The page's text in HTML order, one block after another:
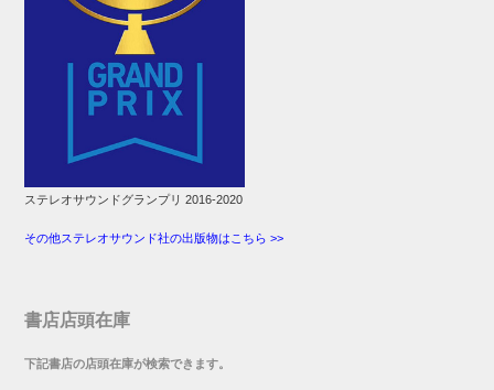
ステレオサウンドグランプリ 2016-2020
その他ステレオサウンド社の出版物はこちら >>
書店店頭在庫
下記書店の店頭在庫が検索できます。